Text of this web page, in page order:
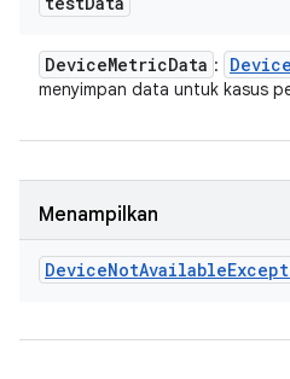
DeviceMetricData : Device
menyimpan data untuk kasus
Menampilkan
DeviceNotAvailable